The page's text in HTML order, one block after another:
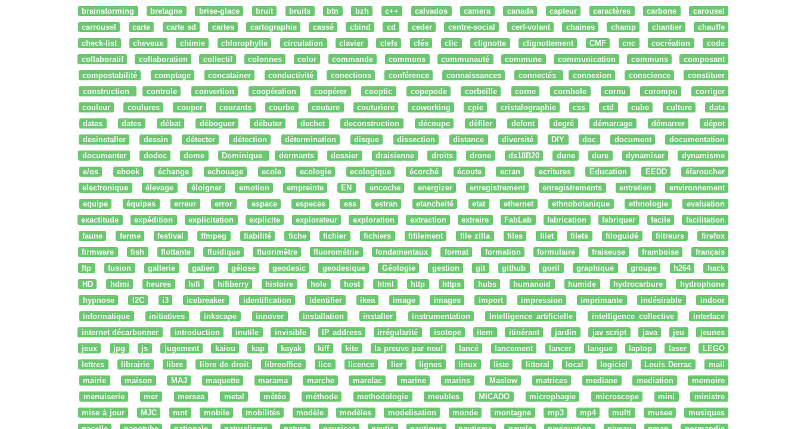
brainstorming
bretagne brise-glace bruit bruits btn bzh c++ calvados camera canada capteur caractères carbone
carousel
carrousel
carte carte sd cartes cartographie cassé cbind cd ceder centre-social cerf-volant chaines champ chantier
chauffe
check-list
cheveux chimie chlorophylle circulation clavier clefs clés clic clignotte clignottement CMF cnc cocréation
code
collaboratif
collaboration collectif colonnes color commande commons communauté commune communication communs
composant
compostabilité
comptage concatainer conductivité conections conférence connaissances connectés connexion conscience
constituer
construction
controle convertion coopération coopérer cooptic copepode corbeille corne cornhole cornu corompu
corriger
couleur
coulures couper courants courbe couture couturiere coworking cpie cristalographie css ctd cube culture
data
datas
dates débat déboguer débuter dechet deconstruction découpe défiler defont degré démarrage démarrer
dépot
desinstaller
dessin détecter détection détermination disque dissection distance diversité DIY doc document
documentation
documenter
dodoc dome Dominique dormants dossier draisienne droits drone ds18B20 dune dure dynamiser
dynamisme
e/os
ebook échange echouage ecole ecologie ecologique écorché écoute ecran ecritures Education EEDD
éfaroucher
electronique
élevage éloigner emotion empreinte EN encoche energizer enregistrement enregistrements entretien
environnement
equipe
équipes erreur error espace especes ess estran etancheité etat ethernet ethnobotanique ethnologie
evaluation
exactitude
expédition explicitation explicite explorateur exploration extraction extraire FabLab fabrication fabriquer facile
facilitation
faune
ferme festival ffmpeg fiabilité fiche fichier fichiers fifilement file zilla files filet filets filoguidé filtreurs
firefox
firmware
fish flottante fluidique fluorimètre fluorométrie fondamentaux format formation formulaire fraiseuse framboise
français
ftp
fusion gallerie gatien gélose geodesic geodesique Géologie gestion git github goril graphique groupe h264
hack
HD
hdmi heures hifi hifiberry histoire hole host html http https hubs humanoid humide hydrocarbure
hydrophone
hypnose
I2C i3 icebreaker identification identifier ikea image images import impression imprimante indésirable
indoor
informatique
initiatives inkscape innover installation installer instrumentation Intelligence artificielle intelligence collective
interface
internet décarbonner
introduction inutile invisible IP address irrégularité isotope item itinérant jardin jav script java jeu
jeunes
jeux
jpg js jugement kaiou kap kayak kiff kite la preuve par neuf lancé lancement lancer langue laptop laser
LEGO
lettres
librairie libre libre de droit libreoffice lice licence lier lignes linux liste littoral local logiciel Louis Derrac
mail
mairie
maison MAJ maquette marama marche marelac marine marins Maslow matrices mediane mediation
memoire
menuiserie
mer mersea metal météo méthode methodologie meubles MICADO microphagie microscope mini
ministre
mise à jour
MJC mnt mobile mobilités modèle modèles modelisation monde montagne mp3 mp4 multi musee
musiques